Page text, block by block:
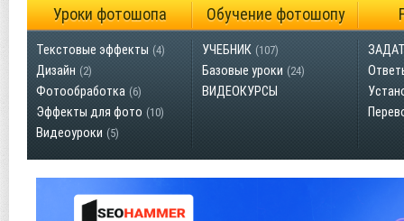
Уроки фотошопа Обучение фотошопу
Текстовые эффекты (4)
Дизайн (2)
Фотообработка (6)
Эффекты для фото (10)
Видеоуроки (5)
УЧЕБНИК (107)
Базовые уроки (24)
ВИДЕОКУРСЫ